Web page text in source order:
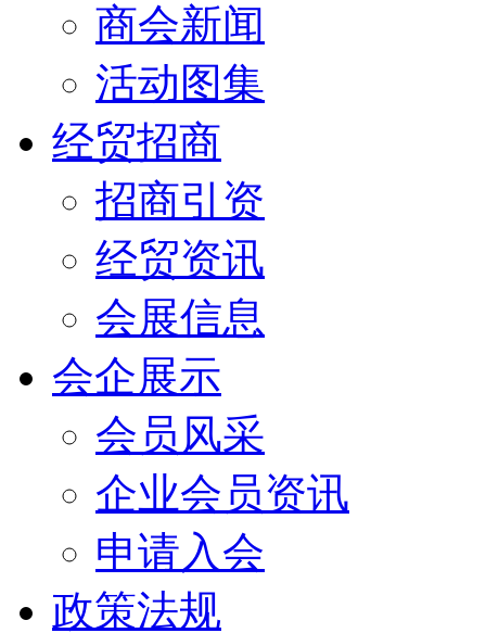
商会新闻
活动图集
经贸招商
招商引资
经贸资讯
会展信息
会企展示
会员风采
企业会员资讯
申请入会
政策法规